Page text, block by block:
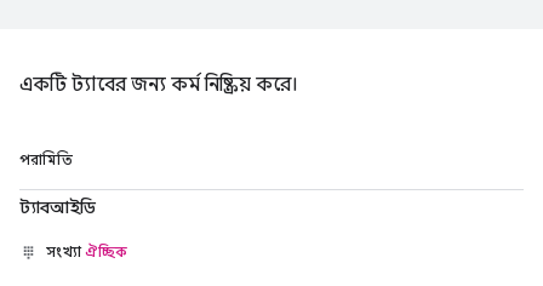
একটি ট্যাবের জন্য কর্ম নিষ্ক্রিয় করে।
পরামিতি
ট্যাবআইডি
সংখ্যাঐচ্ছিক